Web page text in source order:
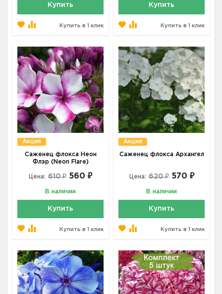
Купить
Купить в 1 клик
Купить
Купить в 1 клик
Акция
Саженец флокса Неон
Флэр (Neon Flare)
Цена: 610 ₽ 560 ₽
В наличии
Купить
Купить в 1 клик
Акция
Саженец флокса Архангел
Цена: 620 ₽ 570 ₽
В наличии
Купить
Купить в 1 клик